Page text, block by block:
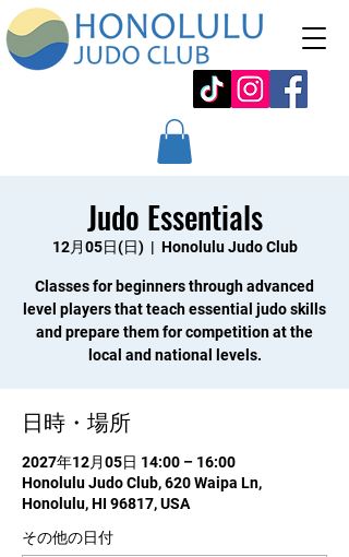
Judo Essentials
12月05日(日)
  |
Honolulu Judo Club
Classes for beginners through advanced
level players that teach essential judo skills
and prepare them for competition at the
local and national levels.
日時・場所
2027年12月05日 14:00 – 16:00
Honolulu Judo Club, 620 Waipa Ln,
Honolulu, HI 96817, USA
その他の日付